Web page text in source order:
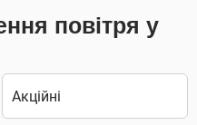
повітря у